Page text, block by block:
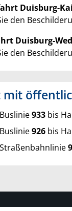
Duisburg-
den
Duisburg-
den
933 bis
926 bis